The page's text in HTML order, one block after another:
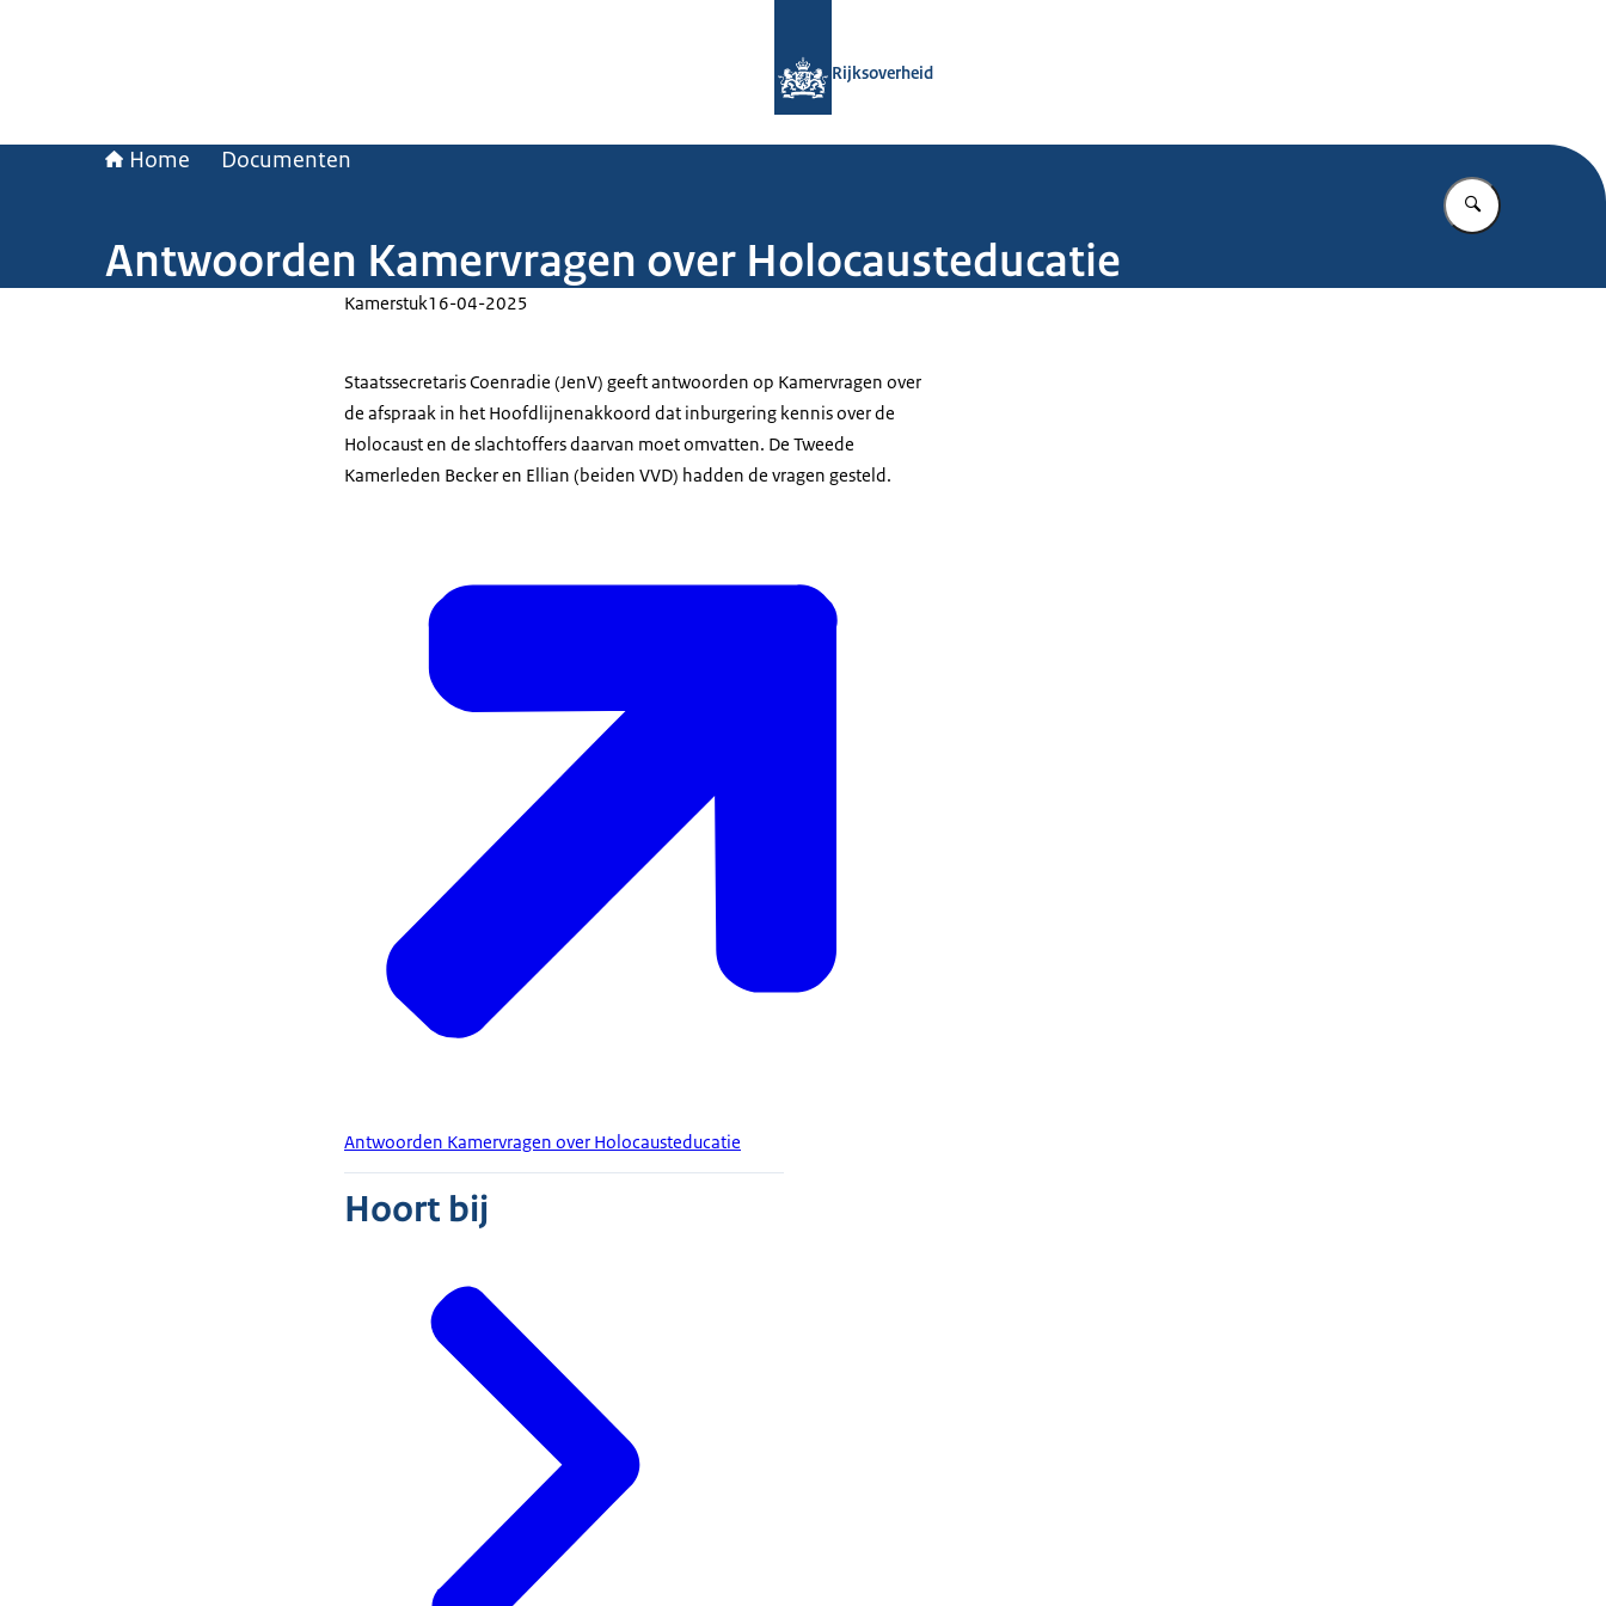
Rijksoverheid
Home Documenten
Vul in wat u
Antwoorden Kamervragen over Holocausteducatie
Kamerstuk16-04-2025
Staatssecretaris Coenradie (JenV) geeft antwoorden op Kamervragen over
de afspraak in het Hoofdlijnenakkoord dat inburgering kennis over de
Holocaust en de slachtoffers daarvan moet omvatten. De Tweede
Kamerleden Becker en Ellian (beiden VVD) hadden de vragen gesteld.
Antwoorden Kamervragen over Holocausteducatie
Hoort bij